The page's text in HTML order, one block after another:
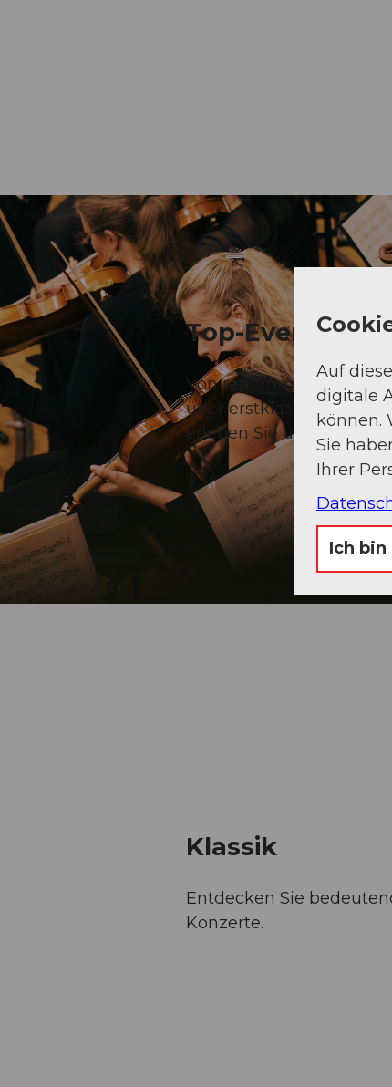
Top-Events
Von renommierten
über erstklassige
erleben Sie
Klassik
Entdecken Sie
Konzerte.
Auf
digitale
können.
Sie
Ihrer
Ich